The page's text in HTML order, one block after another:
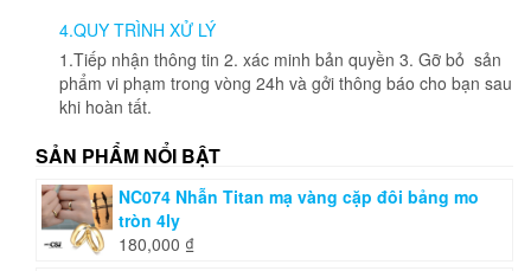
4.QUY TRÌNH XỬ LÝ
1.Tiếp nhận thông tin 2. xác minh bản quyền 3. Gỡ bỏ sản
phẩm vi phạm trong vòng 24h và gởi thông báo cho bạn sau
khi hoàn tất.
SẢN PHẨM NỔI BẬT
NC074 Nhẫn Titan mạ vàng cặp đôi bảng mo
tròn 4ly
180,000 ₫